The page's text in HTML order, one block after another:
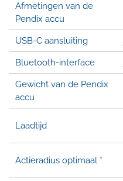
Afmetingen van de
Pendix accu
USB-C aansluiting
Bluetooth-interface
Gewicht van de Pendix
accu
Laadtijd
Actieradius optimaal *